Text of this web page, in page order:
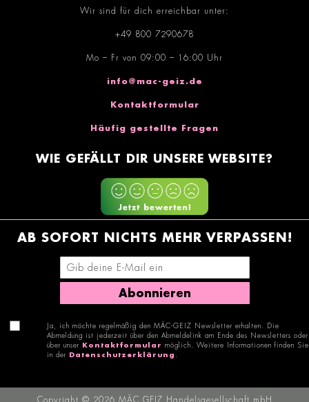
Wir sind für dich erreichbar unter:
+49 800 7290678
Mo – Fr von 09:00 – 16:00 Uhr
info@mac-geiz.de
Kontaktformular
Häufig gestellte Fragen
WIE GEFÄLLT DIR UNSERE WEBSITE?
AB SOFORT NICHTS MEHR VERPASSEN!
E-Mail-Adresse eingeben
Abonnieren
Ja, ich möchte regelmäßig den MÄC-GEIZ Newsletter erhalten. Die
Abmeldung ist jederzeit über den Abmeldelink am Ende des Newsletters oder
über unser
Kontaktformular möglich. Weitere Informationen finden Sie
in der
Datenschutzerklärung .
Copyright © 2026 MÄC GEIZ Handelsgesellschaft mbH